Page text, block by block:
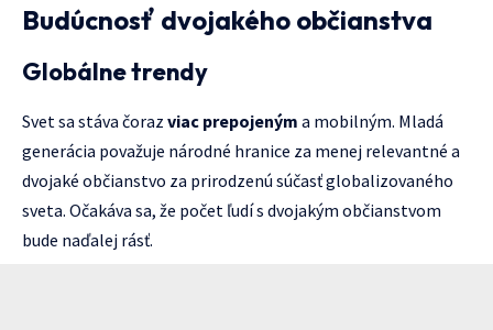
Budúcnosť dvojakého občianstva
Globálne trendy
Svet sa stáva čoraz viac prepojeným a mobilným. Mladá
generácia považuje národné hranice za menej relevantné a
dvojaké občianstvo za prirodzenú súčasť globalizovaného
sveta. Očakáva sa, že počet ľudí s dvojakým občianstvom
bude naďalej rásť.